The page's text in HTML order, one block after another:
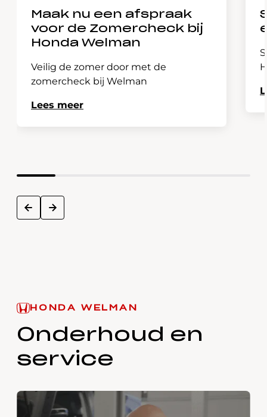
Maak nu een afspraak
voor de Zomercheck bij
Honda Welman
Veilig de zomer door met de
zomercheck bij Welman
Lees meer
prev next
HONDA WELMAN
Onderhoud en
service